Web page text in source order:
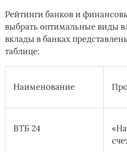
Рейтинги банков и
выбрать оптимальные виды
вклады в банках
таблице:
Наименование
ВТБ 24